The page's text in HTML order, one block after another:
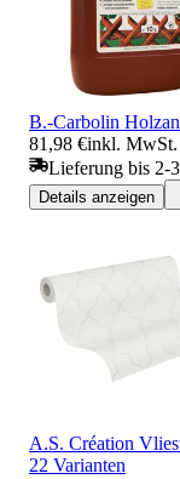
B.-Carbolin
81,98 €inkl. MwSt.
Lieferung bis 2-
Details anzeigen
A.S. Création
22 Varianten